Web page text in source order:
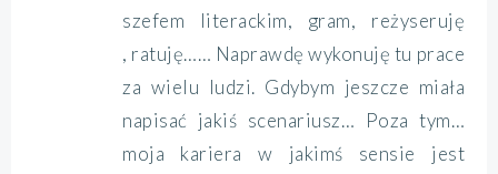
szefem literackim, gram, reżyseruję
, ratuję…… Naprawdę wykonuję tu prace
za wielu ludzi. Gdybym jeszcze miała
napisać jakiś scenariusz… Poza tym…
moja kariera w jakimś sensie jest